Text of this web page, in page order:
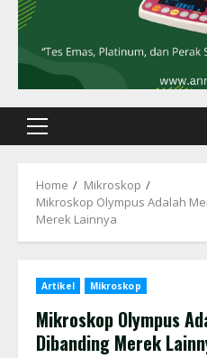
Primary
Home
Mikroskop
Mikroskop Olympus Adalah
Merek Lainnya
Artikel Mikroskop
Mikroskop Olympus
Dibanding Merek